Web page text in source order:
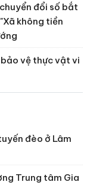
đổi số bắt
không tiền
vệ thực vật vi
đèo ở Lâm
Trung tâm Gia